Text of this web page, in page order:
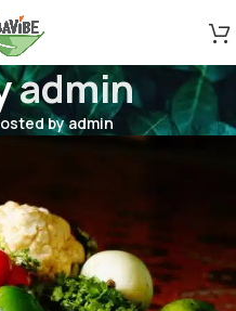
admin
by admin